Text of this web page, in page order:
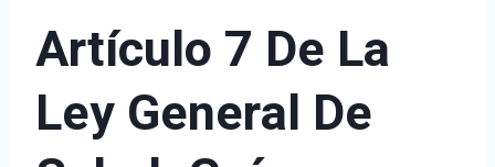
Artículo 7 De La
Ley General De